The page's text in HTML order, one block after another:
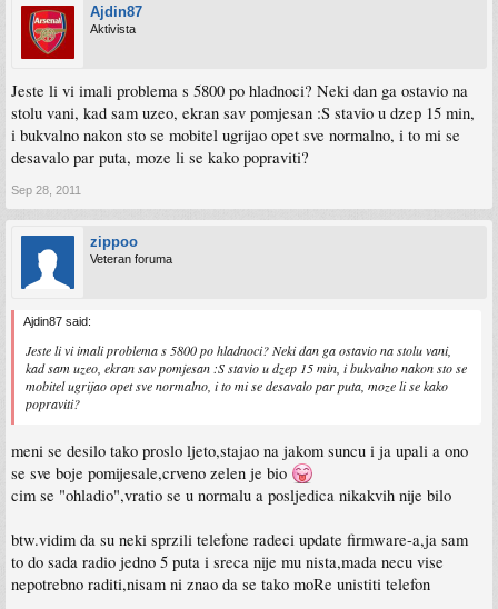
Ajdin87
Aktivista
Jeste li vi imali problema s 5800 po hladnoci? Neki dan ga ostavio na
stolu vani, kad sam uzeo, ekran sav pomjesan :S stavio u dzep 15 min,
i bukvalno nakon sto se mobitel ugrijao opet sve normalno, i to mi se
desavalo par puta, moze li se kako popraviti?
Sep 28, 2011
zippoo
Veteran foruma
Ajdin87 said:
Jeste li vi imali problema s 5800 po hladnoci? Neki dan ga ostavio na stolu vani,
kad sam uzeo, ekran sav pomjesan :S stavio u dzep 15 min, i bukvalno nakon sto se
mobitel ugrijao opet sve normalno, i to mi se desavalo par puta, moze li se kako
popraviti?
meni se desilo tako proslo ljeto,stajao na jakom suncu i ja upali a ono
se sve boje pomijesale,crveno zelen je bio
cim se "ohladio",vratio se u normalu a posljedica nikakvih nije bilo
btw.vidim da su neki sprzili telefone radeci update firmware-a,ja sam
to do sada radio jedno 5 puta i sreca nije mu nista,mada necu vise
nepotrebno raditi,nisam ni znao da se tako moRe unistiti telefon